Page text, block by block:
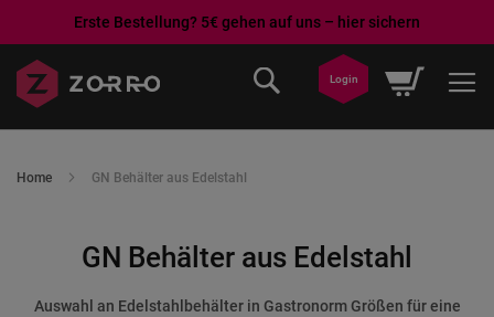
Erste Bestellung? 5€ gehen auf uns – hier sichern
zum
Mein
Login
Home GN Behälter aus Edelstahl
GN Behälter aus Edelstahl
Auswahl an Edelstahlbehälter in Gastronorm Größen für eine